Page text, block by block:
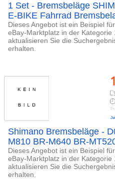
1 Set - Bremsbeläge
E-BIKE Fahrrad
Dieses Angebot ist ein Beispiel
eBay-Marktplatz in der
aktualisieren Sie die
erhalten.
Shimano Bremsbeläge -
M810 BR-M640 BR-
Dieses Angebot ist ein Beispiel
eBay-Marktplatz in der
aktualisieren Sie die
erhalten.